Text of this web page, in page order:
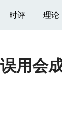
时评 理论
误用会